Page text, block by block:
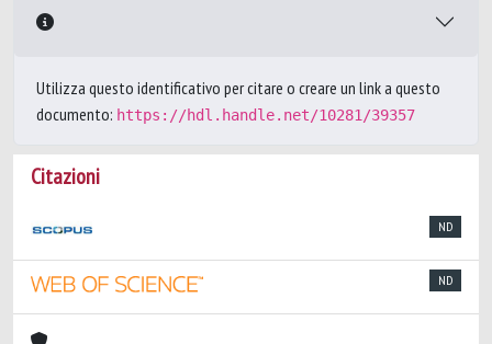
Utilizza questo identificativo per citare o creare un link a questo
documento: https://hdl.handle.net/10281/39357
Citazioni
ND
ND